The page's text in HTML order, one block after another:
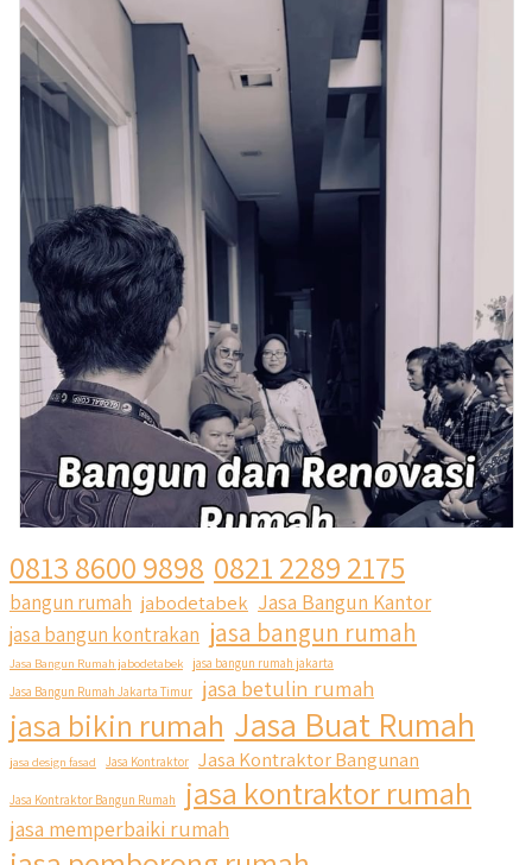
0813 8600 9898 0821 2289 2175
bangun rumah jabodetabek Jasa Bangun Kantor
jasa bangun kontrakan jasa bangun rumah
Jasa Bangun Rumah jabodetabek
jasa bangun rumah jakarta
Jasa Bangun Rumah Jakarta Timur
jasa betulin rumah
jasa bikin rumah Jasa Buat Rumah
jasa design fasad Jasa Kontraktor Jasa Kontraktor Bangunan
Jasa Kontraktor Bangun Rumah jasa kontraktor rumah
jasa memperbaiki rumah